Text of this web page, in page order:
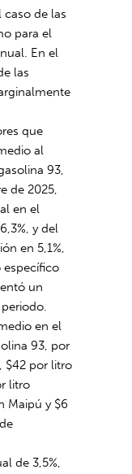
caso de las
para el
En el
las
que
al
93,
de 2025,
en el
y del
en 5,1%,
específico
un
en el
93, por
$42 por litro
litro
Maipú y $6
de 3,5%,